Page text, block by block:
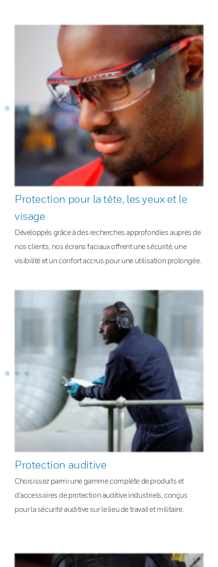
Protection pour la tête, les yeux et le
visage
Développés grâce à des recherches approfondies auprès de
nos clients, nos écrans faciaux offrent une sécurité, une
visibilité et un confort accrus pour une utilisation prolongée.
Protection auditive
Choisissez parmi une gamme complète de produits et
d’accessoires de protection auditive industriels, conçus
pour la sécurité auditive sur le lieu de travail et militaire.